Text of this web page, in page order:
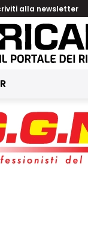
alla newsletter